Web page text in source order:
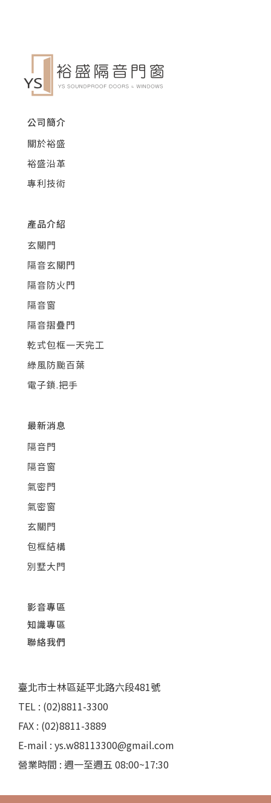
公司簡介
關於裕盛
裕盛沿革
專利技術
產品介紹
玄關門
隔音玄關門
隔音防火門
隔音窗
隔音摺疊門
乾式包框一天完工
綠風防颱百葉
電子鎖.把手
最新消息
隔音門
隔音窗
氣密門
氣密窗
玄關門
包框結構
別墅大門
影音專區
知識專區
聯絡我們
臺北市士林區延平北路六段481號
TEL : (02)8811-3300
FAX : (02)8811-3889
E-mail : ys.w88113300@gmail.com
營業時間 : 週一至週五 08:00~17:30